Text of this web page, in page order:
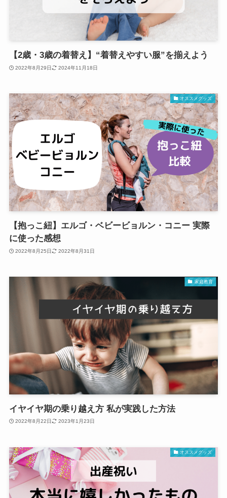
【2歳・3歳の着替え】“着替えやすい服”を揃えよう
2022年8月29日 2024年11月18日
オススメグッズ
【抱っこ紐】エルゴ・ベビービョルン・コニー 実際
に使った感想
2022年8月25日 2022年8月31日
家庭教育
イヤイヤ期の乗り越え方 私が実践した方法
2022年8月22日 2023年1月23日
オススメグッズ